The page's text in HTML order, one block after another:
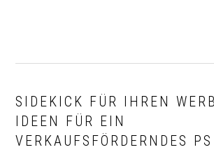
SIDEKICK FÜR IHREN
IDEEN FÜR EIN
VERKAUFSFÖRDERNDES PS